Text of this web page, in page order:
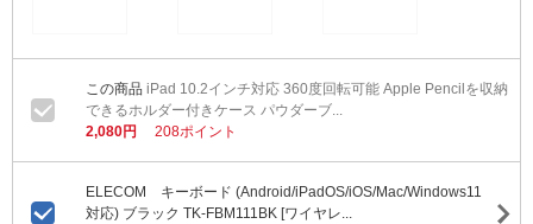
iPad 10.2インチ対応 360度回転可能 Apple Pencilを収納
できるホルダー付きケース パウダーブ...
2,080円
208ポイント
ELECOM キーボード (Android/iPadOS/iOS/Mac/Windows11
対応) ブラック TK-FBM111BK [ワイヤレ...